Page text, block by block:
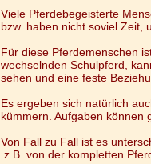
Viele Pferdebegeisterte
bzw. haben nicht soviel Zeit,
Für diese Pferdemenschen
wechselnden Schulpferd,
sehen und eine feste
Es ergeben sich natürlich
kümmern. Aufgaben können
Von Fall zu Fall ist es
.z.B. von der kompletten